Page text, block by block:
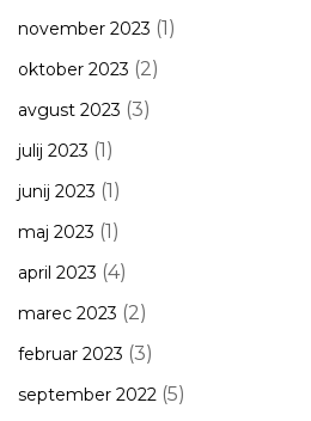
november 2023 (1)
oktober 2023 (2)
avgust 2023 (3)
julij 2023 (1)
junij 2023 (1)
maj 2023 (1)
april 2023 (4)
marec 2023 (2)
februar 2023 (3)
september 2022 (5)